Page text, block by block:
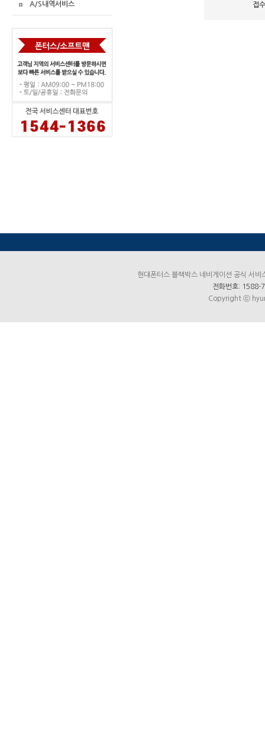
A/S내역서비스 접
현대폰터스 블랙박스 네비게이션 공식 서
전화번호:
Copyright ⓒ